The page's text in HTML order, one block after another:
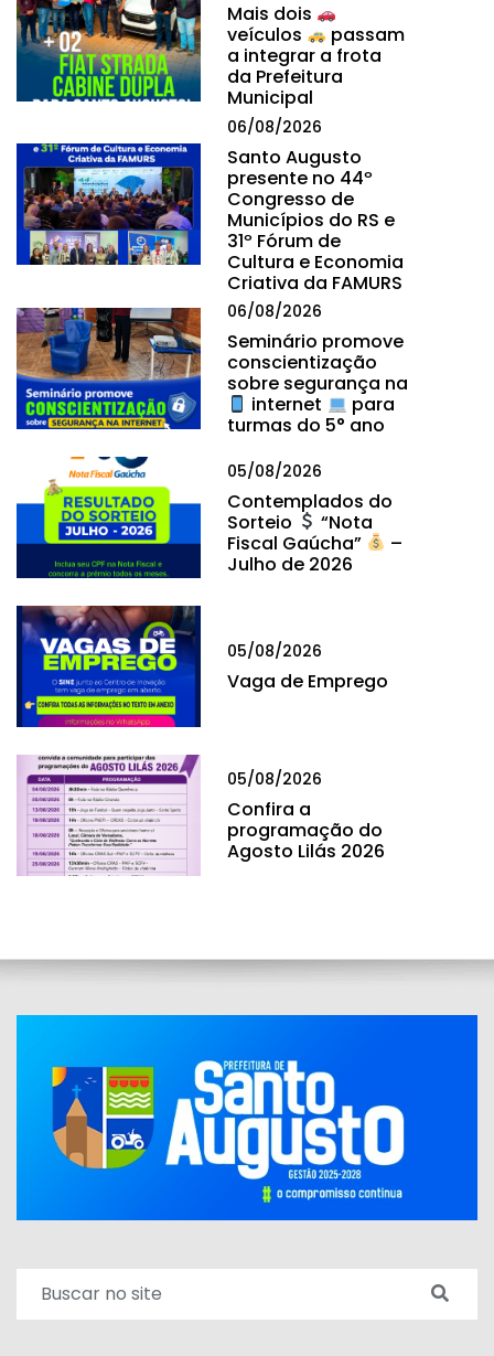
Mais dois
veículos
passam
a integrar a frota
da Prefeitura
Municipal
06/08/2026
Santo Augusto
presente no 44º
Congresso de
Municípios do RS e
31º Fórum de
Cultura e Economia
Criativa da FAMURS
06/08/2026
Seminário promove
conscientização
sobre segurança na
internet
para
turmas do 5° ano
05/08/2026
Contemplados do
Sorteio
“Nota
Fiscal Gaúcha”
–
Julho de 2026
05/08/2026
Vaga de Emprego
05/08/2026
Confira a
programação do
Agosto Lilás 2026